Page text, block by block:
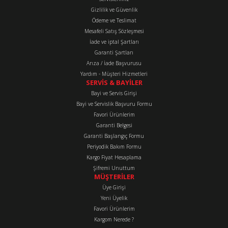
Ürün bilgilerinde hatalar bulunuyor.
Ürün fiyatı diğer sitelerden daha pahalı.
Bu ürüne benzer farklı alternatifler olmalı.
Gönder
Gizlilik ve Güvenlik
Ödeme ve Teslimat
Mesafeli Satış Sözleşmesi
İade ve iptal Şartları
Garanti Şartları
Arıza / İade Başvurusu
Yardım - Müşteri Hizmetleri
SERVİS & BAYİLER
Bayi ve Servis Girişi
Bayi ve Servislik Başvuru Formu
Favori Ürünlerim
Garanti Belgesi
Garanti Başlangıç Formu
Periyodik Bakım Formu
Kargo Fiyat Hesaplama
Şifremi Unuttum
MÜŞTERİLER
Üye Girişi
Yeni Üyelik
Favori Ürünlerim
Kargom Nerede ?